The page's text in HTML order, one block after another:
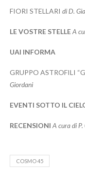
FIORI STELLARI di D.
LE VOSTRE STELLEA
UAI INFORMA
GRUPPO ASTROFILI
Giordani
EVENTI SOTTO IL
RECENSIONI A cura di
COSMO 45